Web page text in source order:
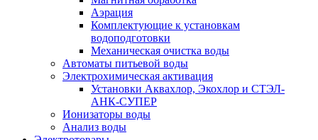
Аэрация
Комплектующие к установкам
водоподготовки
Механическая очистка воды
Автоматы питьевой воды
Электрохимическая активация
Установки Аквахлор, Экохлор и СТЭЛ-
АНК-СУПЕР
Ионизаторы воды
Анализ воды